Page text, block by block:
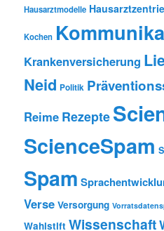
Hausarztmodelle
Kochen
Krankenversicherung
Neid Politik
Reime Rezepte
ScienceSpam
Spam
Verse Versorgung
Wahlstift Wissenschaft